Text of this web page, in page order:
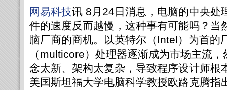
网易科技讯 8月24日消息，电脑的中央处
件的速度反而越慢，这种事有可能吗？当
脑厂商的商机。以英特尔（Intel）为首的
（multicore）处理器逐渐成为市场主流
念太新、架构太复杂，导致程序设计师根
美国斯坦福大学电脑科学教授欧路克腾指